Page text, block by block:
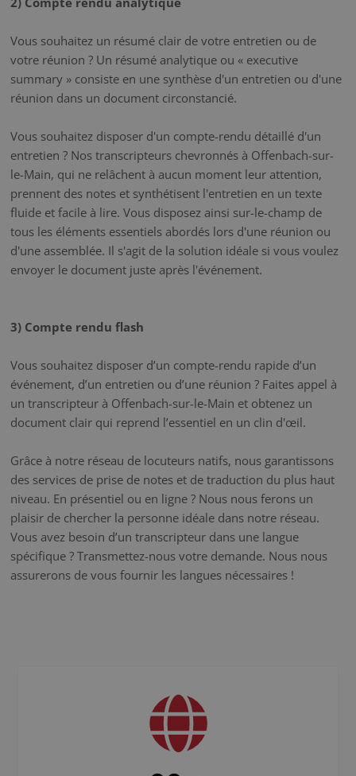
Vous souhaitez un résumé clair de votre entretien ou de
votre réunion ? Un résumé analytique ou « executive
summary » consiste en une synthèse d'un entretien ou d'une
réunion dans un document circonstancié.
Vous souhaitez disposer d'un compte-rendu détaillé d'un
entretien ? Nos transcripteurs chevronnés à Offenbach-sur-
le-Main, qui ne relâchent à aucun moment leur attention,
prennent des notes et synthétisent l'entretien en un texte
fluide et facile à lire. Vous disposez ainsi sur-le-champ de
tous les éléments essentiels abordés lors d'une réunion ou
d'une assemblée. Il s'agit de la solution idéale si vous voulez
envoyer le document juste après l'événement.
3) Compte rendu flash
Vous souhaitez disposer d’un compte-rendu rapide d’un
événement, d’un entretien ou d’une réunion ? Faites appel à
un transcripteur à Offenbach-sur-le-Main et obtenez un
document clair qui reprend l’essentiel en un clin d'œil.
Grâce à notre réseau de locuteurs natifs, nous garantissons
des services de prise de notes et de traduction du plus haut
niveau. En présentiel ou en ligne ? Nous nous ferons un
plaisir de chercher la personne idéale dans notre réseau.
Vous avez besoin d’un transcripteur dans une langue
spécifique ? Transmettez-nous votre demande. Nous nous
assurerons de vous fournir les langues nécessaires !